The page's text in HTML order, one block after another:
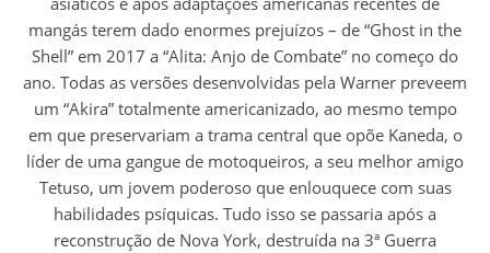
mangás terem dado enormes prejuízos – de “Ghost in the
Shell” em 2017 a “Alita: Anjo de Combate” no começo do
ano. Todas as versões desenvolvidas pela Warner preveem
um “Akira” totalmente americanizado, ao mesmo tempo
em que preservariam a trama central que opõe Kaneda, o
líder de uma gangue de motoqueiros, a seu melhor amigo
Tetuso, um jovem poderoso que enlouquece com suas
habilidades psíquicas. Tudo isso se passaria após a
reconstrução de Nova York, destruída na 3ª Guerra